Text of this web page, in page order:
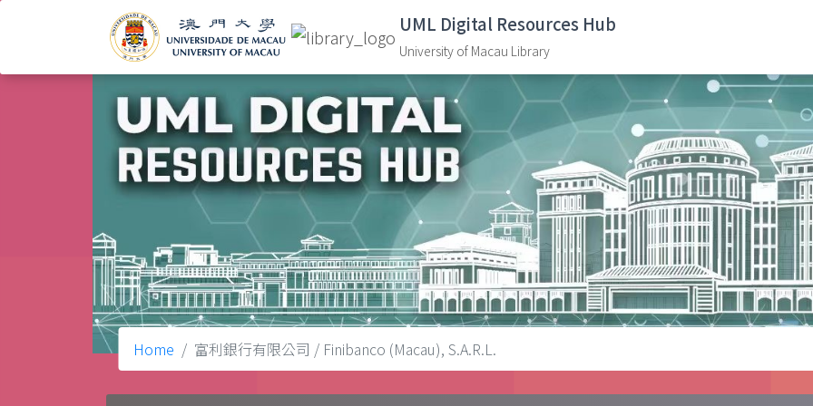
UML Digital Resources Hub
University of Macau Library
Home 富利銀行有限公司 / Finibanco (Macau), S.A.R.L.